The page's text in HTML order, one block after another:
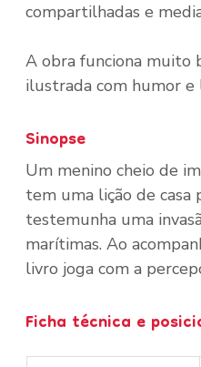
compartilhadas e
A obra funciona muito
ilustrada com humor e
Sinopse
Um menino cheio de
tem uma lição de
testemunha uma
marítimas. Ao
livro joga com a
Ficha técnica e